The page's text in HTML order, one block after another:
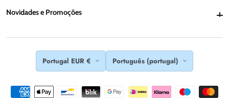
Novidades e PromoçõesNovidades e Promoções
Portugal EUR € Português (portugal)